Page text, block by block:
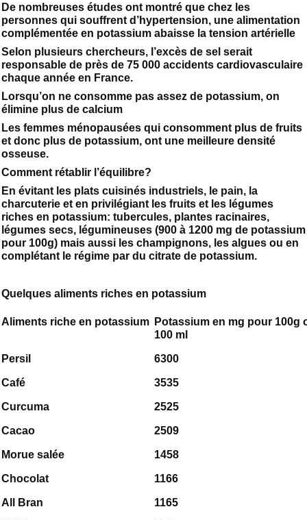
De nombreuses études ont montré que chez les
personnes qui souffrent d’hypertension, une alimentation
complémentée en potassium abaisse la tension artérielle
Selon plusieurs chercheurs, l’excès de sel serait
responsable de près de 75 000 accidents cardiovasculaire
chaque année en France.
Lorsqu’on ne consomme pas assez de potassium, on
élimine plus de calcium
Les femmes ménopausées qui consomment plus de fruits
et donc plus de potassium, ont une meilleure densité
osseuse.
Comment rétablir l’équilibre?
En évitant les plats cuisinés industriels, le pain, la
charcuterie et en privilégiant les fruits et les légumes
riches en potassium: tubercules, plantes racinaires,
légumes secs, légumineuses (900 à 1200 mg de potassium
pour 100g) mais aussi les champignons, les algues ou en
complétant le régime par du citrate de potassium.
Quelques aliments riches en potassium
Aliments riche en potassium Potassium en mg pour 100g
100 ml
Persil 6300
Café 3535
Curcuma 2525
Cacao 2509
Morue salée 1458
Chocolat 1166
All Bran 1165